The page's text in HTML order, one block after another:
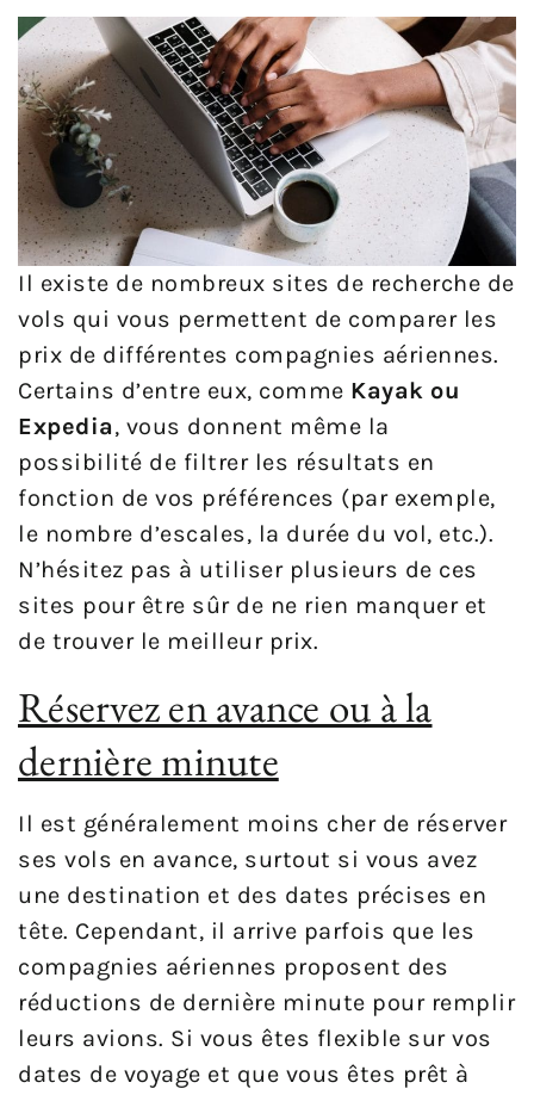
Il existe de nombreux sites de recherche de
vols qui vous permettent de comparer les
prix de différentes compagnies aériennes.
Certains d’entre eux, comme Kayak ou
Expedia, vous donnent même la
possibilité de filtrer les résultats en
fonction de vos préférences (par exemple,
le nombre d’escales, la durée du vol, etc.).
N’hésitez pas à utiliser plusieurs de ces
sites pour être sûr de ne rien manquer et
de trouver le meilleur prix.
Réservez en avance ou à la
dernière minute
Il est généralement moins cher de réserver
ses vols en avance, surtout si vous avez
une destination et des dates précises en
tête. Cependant, il arrive parfois que les
compagnies aériennes proposent des
réductions de dernière minute pour remplir
leurs avions. Si vous êtes flexible sur vos
dates de voyage et que vous êtes prêt à